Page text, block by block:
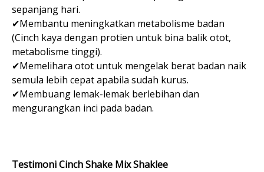
sepanjang hari.
✔Membantu meningkatkan metabolisme badan
(Cinch kaya dengan protien untuk bina balik otot,
metabolisme tinggi).
✔Memelihara otot untuk mengelak berat badan naik
semula lebih cepat apabila sudah kurus.
✔Membuang lemak-lemak berlebihan dan
mengurangkan inci pada badan.
Testimoni Cinch Shake Mix Shaklee